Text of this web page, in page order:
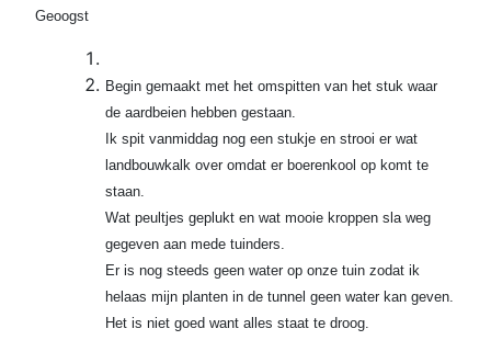
Geoogst
Begin gemaakt met het omspitten van het stuk waar
de aardbeien hebben gestaan.
Ik spit vanmiddag nog een stukje en strooi er wat
landbouwkalk over omdat er boerenkool op komt te
staan.
Wat peultjes geplukt en wat mooie kroppen sla weg
gegeven aan mede tuinders.
Er is nog steeds geen water op onze tuin zodat ik
helaas mijn planten in de tunnel geen water kan geven.
Het is niet goed want alles staat te droog.